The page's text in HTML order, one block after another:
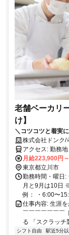
老舗ベーカリ
け】
＼コツコツと着実
仕事に。
株式会社ドンク/
アクセス: 勤務地・アクセス 「総合職」としての採用となりますの
で、 将来的には
の可能性もございます。 ●初期配属について 最
は、 入社前に希
が、 ご希望や各
ただきます。 ●店舗異動について 一般社員の間は2～3年に一度の間
隔で、 近隣への
ご本人のご事情
せていただいています。 ●勤務先へのアクセ
圏内の立地がほ
月給223,900円
東京都立川市
勤務時間・曜
月と9月は10日
例： ・6:00〜
仕事内容: 生涯
￣￣￣￣￣￣￣
る 「スクラッチ
シフト自由 駅近5分